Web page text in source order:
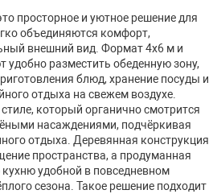
просторное и уютное решение для
объединяются комфорт,
внешний вид. Формат 4х6 м и
разместить обеденную зону,
блюд, хранение посуды и
отдыха на свежем воздухе.
который органично смотрится
насаждениями, подчёркивая
отдыха. Деревянная конструкция
пространства, а продуманная
удобной в повседневном
сезона. Такое решение подходит